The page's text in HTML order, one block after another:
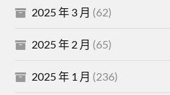
2025 年 3 月 (62)
2025 年 2 月 (65)
2025 年 1 月 (236)